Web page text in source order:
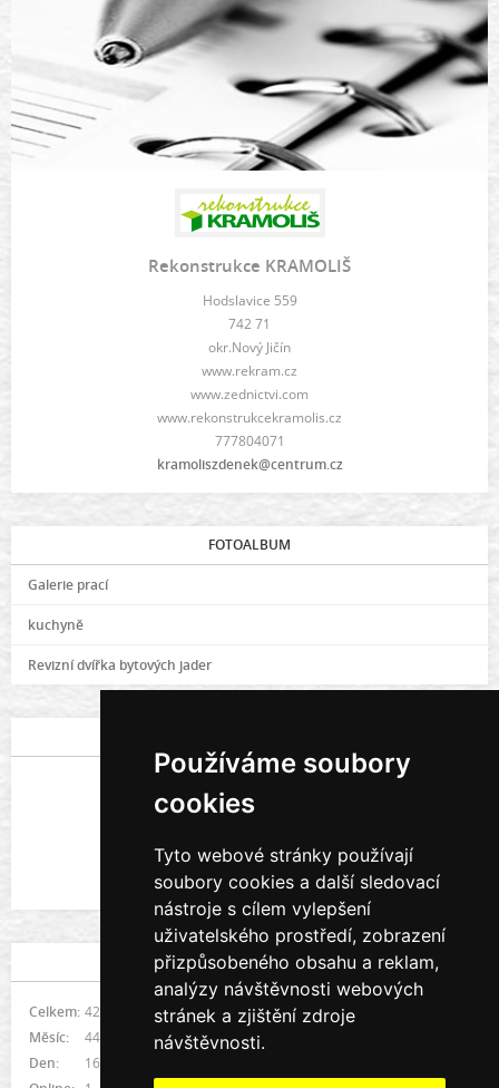
Používáme soubory
cookies
Tyto webové stránky používají
soubory cookies a další sledovací
nástroje s cílem vylepšení
uživatelského prostředí, zobrazení
přizpůsobeného obsahu a reklam,
analýzy návštěvnosti webových
stránek a zjištění zdroje
návštěvnosti.
Rekonstrukce KRAMOLIŠ
Hodslavice 559
742 71
okr.Nový Jičín
www.rekram.cz
www.zednictvi.com
www.rekonstrukcekramolis.cz
777804071
kramoliszdenek@centrum.cz
FOTOALBUM
Galerie prací
kuchyně
Revizní dvířka bytových jader
Galerie prací
STATISTIKY
Celkem: 421591
Měsíc:
4492
Den:
165